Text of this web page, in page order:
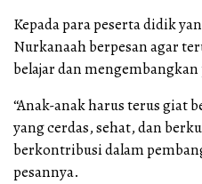
Kepada para peserta didik
Nurkanaah berpesan agar
belajar dan
“Anak-anak harus terus giat
yang cerdas, sehat, dan
berkontribusi dalam
pesannya.